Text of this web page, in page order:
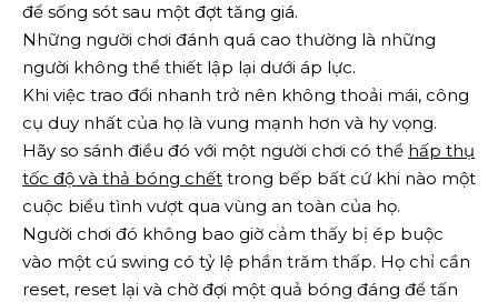
để sống sót sau một đợt tăng giá.
Những người chơi đánh quá cao thường là những
người không thể thiết lập lại dưới áp lực.
Khi việc trao đổi nhanh trở nên không thoải mái, công
cụ duy nhất của họ là vung mạnh hơn và hy vọng.
Hãy so sánh điều đó với một người chơi có thể hấp thụ
tốc độ và thả bóng chết trong bếp bất cứ khi nào một
cuộc biểu tình vượt qua vùng an toàn của họ.
Người chơi đó không bao giờ cảm thấy bị ép buộc
vào một cú swing có tỷ lệ phần trăm thấp. Họ chỉ cần
reset, reset lại và chờ đợi một quả bóng đáng để tấn